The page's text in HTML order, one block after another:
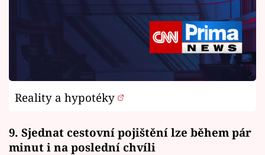
Reality a hypotéky
9. Sjednat cestovní pojištění lze během pár
minut i na poslední chvíli